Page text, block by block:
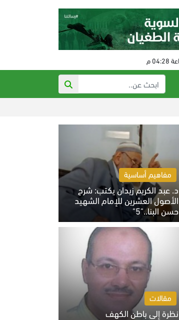
مفاهيم أساسية
د. عبد الكريم زيدان يكتب: شرح
الأصول العشرين للإمام الشهيد
حسن البنا.."5"
السبت 8 أغسطس 2026 10:46 ص
مقالات
نظرة إلى باطن الكهف